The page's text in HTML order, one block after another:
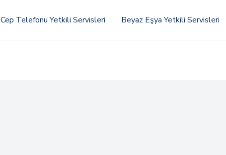
Cep Telefonu Yetkili Servisleri Beyaz Eşya Yetkili Servisleri